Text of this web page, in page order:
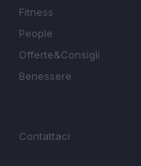
Fitness
People
Offerte&Consigli
Benessere
Contattaci